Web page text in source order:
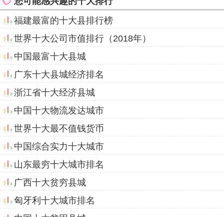
福建最富的十大县排行榜
世界十大公司市值排行（2018年）
中国最富十大县城
广东十大县城经济排名
浙江省十大经济县城
中国十大物流发达城市
世界十大最不值钱货币
中国综合实力十大城市
山东最穷十大城市排名
广西十大贫穷县城
匈牙利十大城市排名